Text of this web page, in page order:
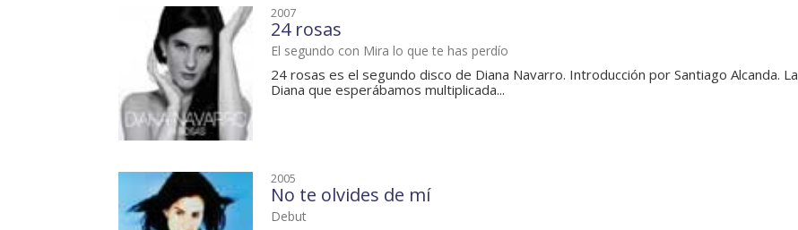
2007
24 rosas
El segundo con Mira lo que te has perdío
24 rosas es el segundo disco de Diana Navarro. Introducción por Santiago Alcanda. La
Diana que esperábamos multiplicada...
2005
No te olvides de mí
Debut